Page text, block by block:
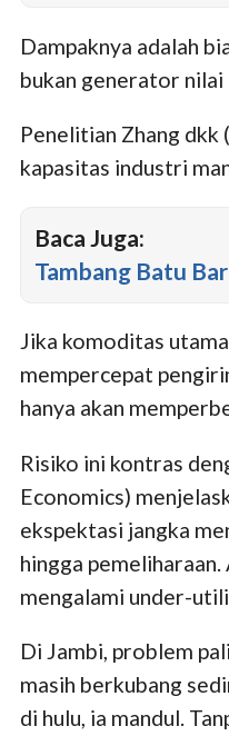
Dampaknya adalah
bukan generator nilai
Penelitian Zhang
kapasitas industri
Baca Juga:
Tambang Batu
Jika komoditas
mempercepat
hanya akan
Risiko ini kontras
Economics)
ekspektasi jangka
hingga
mengalami under-
Di Jambi, problem
masih berkubang
di hulu, ia mandul.